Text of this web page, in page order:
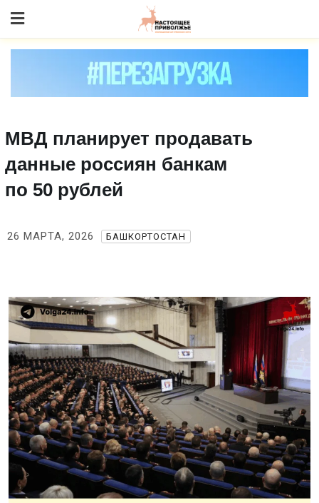
to content
МВД планирует продавать
данные россиян банкам
по 50 рублей
26 МАРТА, 2026 БАШКОРТОСТАН